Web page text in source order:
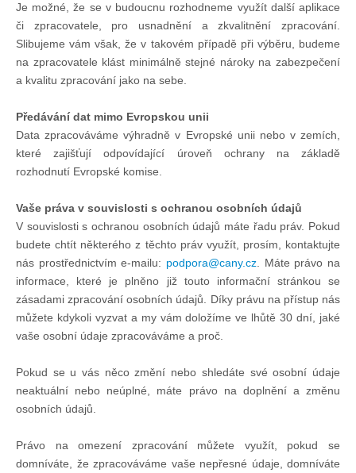
Je možné, že se v budoucnu rozhodneme využít další aplikace
či zpracovatele, pro usnadnění a zkvalitnění zpracování.
Slibujeme vám však, že v takovém případě při výběru, budeme
na zpracovatele klást minimálně stejné nároky na zabezpečení
a kvalitu zpracování jako na sebe.
Předávání dat mimo Evropskou unii
Data zpracováváme výhradně v Evropské unii nebo v zemích,
které zajišťují odpovídající úroveň ochrany na základě
rozhodnutí Evropské komise.
Vaše práva v souvislosti s ochranou osobních údajů
V souvislosti s ochranou osobních údajů máte řadu práv. Pokud
budete chtít některého z těchto práv využít, prosím, kontaktujte
nás prostřednictvím e-mailu:
. Máte právo na
informace, které je plněno již touto informační stránkou se
zásadami zpracování osobních údajů. Díky právu na přístup nás
můžete kdykoli vyzvat a my vám doložíme ve lhůtě 30 dní, jaké
vaše osobní údaje zpracováváme a proč.
Pokud se u vás něco změní nebo shledáte své osobní údaje
neaktuální nebo neúplné, máte právo na doplnění a změnu
osobních údajů.
Právo na omezení zpracování můžete využít, pokud se
domníváte, že zpracováváme vaše nepřesné údaje, domníváte